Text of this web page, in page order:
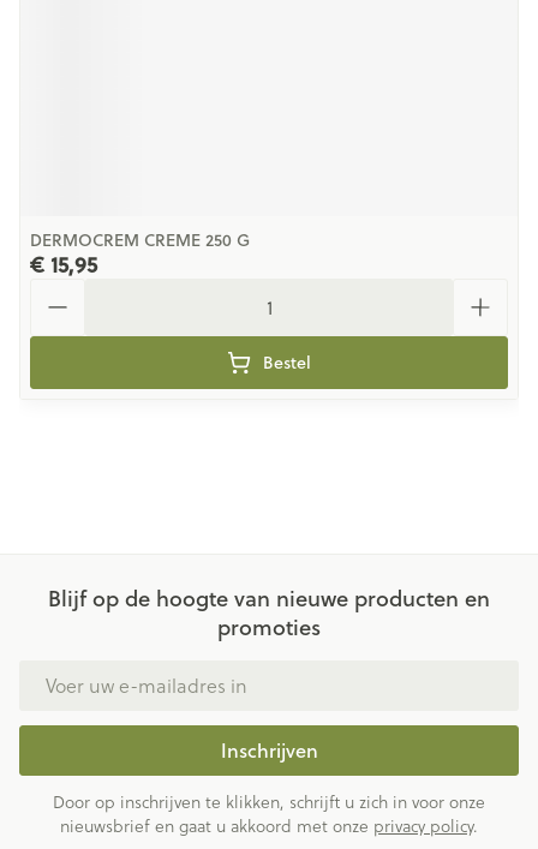
DERMOCREM CREME 250 G
€ 15,95
Bestel
Blijf op de hoogte van nieuwe producten en
promoties
Inschrijven
Door op inschrijven te klikken, schrijft u zich in voor onze
nieuwsbrief en gaat u akkoord met onze privacy policy.